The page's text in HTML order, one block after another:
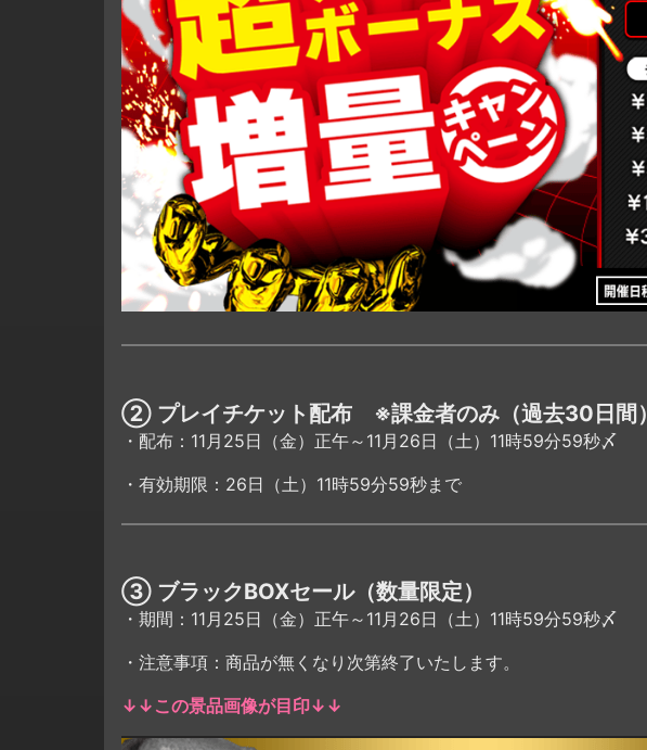
② プレイチケット配布 ※課金者のみ（過去30日間）
・配布：11月25日（金）正午～11月26日（土）11時59分59秒〆
・有効期限：26日（土）11時59分59秒まで
③ ブラックBOXセール（数量限定）
・期間：11月25日（金）正午～11月26日（土）11時59分59秒〆
・注意事項：商品が無くなり次第終了いたします。
↓↓この景品画像が目印↓↓